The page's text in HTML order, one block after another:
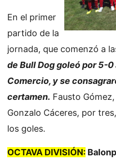
En el primer
partido de la
jornada, que comenzó a
de Bull Dog goleó por 5-0
Comercio, y se
certamen. Fausto
Gonzalo Cáceres, por
los goles.
OCTAVA DIVISIÓN: